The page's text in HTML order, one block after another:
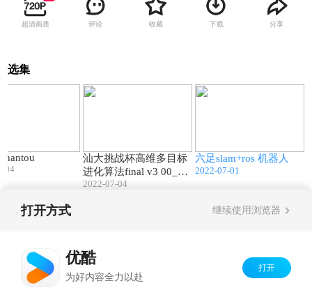
超清画质 评论 收藏 下载 分享
选集
04
汕大挑战杯高维多目标
进化算法final v3 00_00
_00-00_04_55
2022-07-04
六足slam+ros 机器人
2022-07-01
打开方式 继续使用浏览器
优酷
为好内容全力以赴
打开